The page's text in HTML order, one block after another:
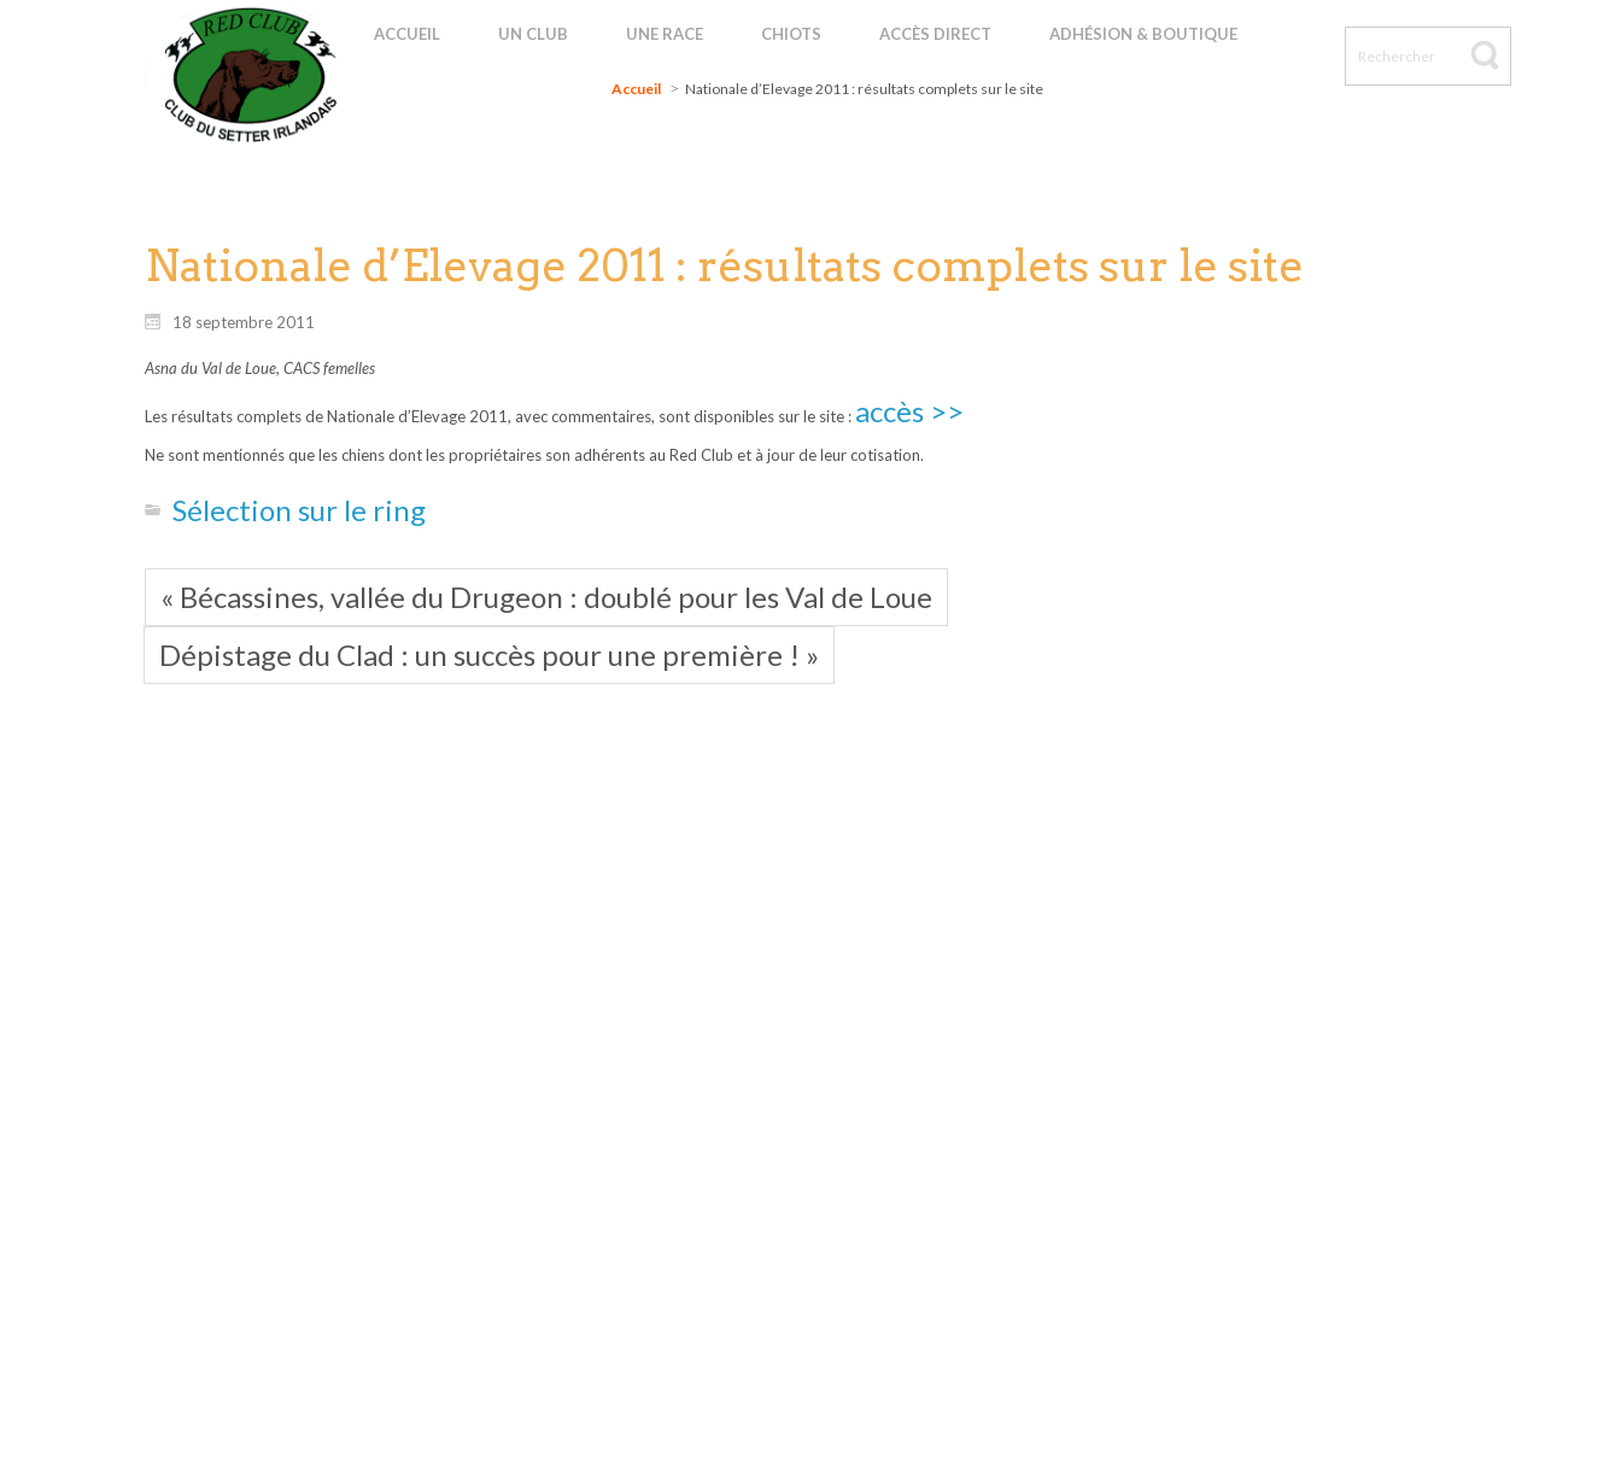
ACCUEIL UN CLUB UNE RACE CHIOTS ACCÈS DIRECT ADHÉSION & BOUTIQUE
Accueil Nationale d’Elevage 2011 : résultats complets sur le site
Nationale d’Elevage 2011 : résultats complets sur le site
18 septembre 2011
Asna du Val de Loue, CACS femelles
Les résultats complets de Nationale d’Elevage 2011, avec commentaires, sont disponibles sur le site : accès >>
Ne sont mentionnés que les chiens dont les propriétaires son adhérents au Red Club et à jour de leur cotisation.
Sélection sur le ring
« Bécassines, vallée du Drugeon : doublé pour les Val de Loue
Dépistage du Clad : un succès pour une première ! »